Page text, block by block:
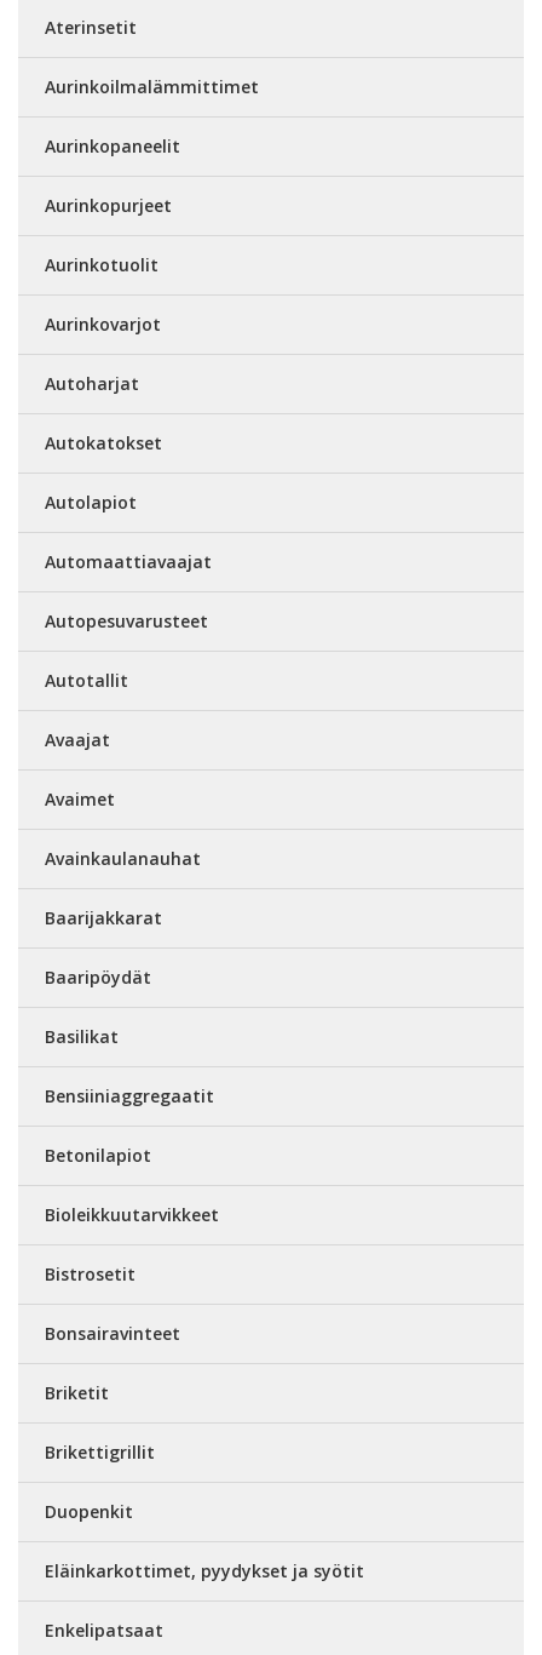
Aterinsetit
Aurinkoilmalämmittimet
Aurinkopaneelit
Aurinkopurjeet
Aurinkotuolit
Aurinkovarjot
Autoharjat
Autokatokset
Autolapiot
Automaattiavaajat
Autopesuvarusteet
Autotallit
Avaajat
Avaimet
Avainkaulanauhat
Baarijakkarat
Baaripöydät
Basilikat
Bensiiniaggregaatit
Betonilapiot
Bioleikkuutarvikkeet
Bistrosetit
Bonsairavinteet
Briketit
Brikettigrillit
Duopenkit
Eläinkarkottimet, pyydykset ja syötit
Enkelipatsaat